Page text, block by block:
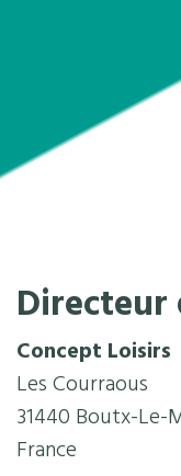
Concept Loisirs
Les Courraous
31440 Boutx-Le-
France